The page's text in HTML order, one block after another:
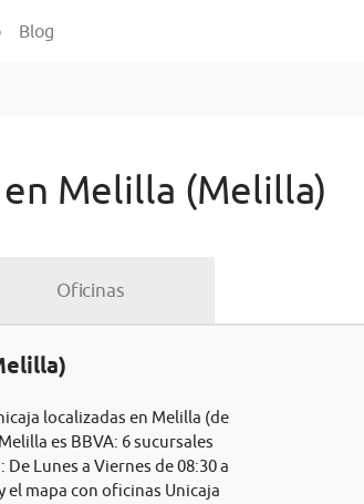
Blog
Melilla (Melilla)
Oficinas
localizadas en Melilla (de
es BBVA: 6 sucursales
Lunes a Viernes de 08:30 a
el mapa con oficinas Unicaja